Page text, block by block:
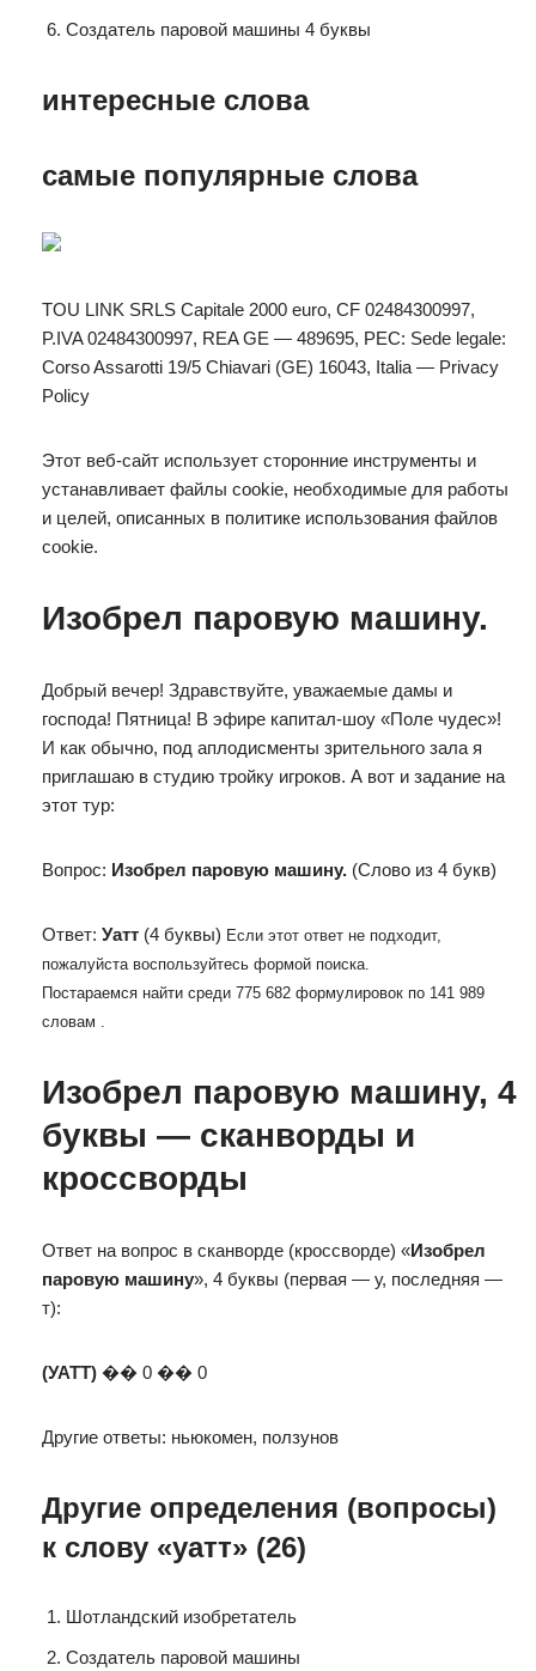
Создатель паровой машины 4 буквы
интересные слова
самые популярные слова
TOU LINK SRLS Capitale 2000 euro, CF 02484300997,
P.IVA 02484300997, REA GE — 489695, PEC: Sede legale:
Corso Assarotti 19/5 Chiavari (GE) 16043, Italia — Privacy
Policy
Этот веб-сайт использует сторонние инструменты и
устанавливает файлы cookie, необходимые для работы
и целей, описанных в политике использования файлов
cookie.
Изобрел паровую машину.
Добрый вечер! Здравствуйте, уважаемые дамы и
господа! Пятница! В эфире капитал-шоу «Поле чудес»!
И как обычно, под аплодисменты зрительного зала я
приглашаю в студию тройку игроков. А вот и задание на
этот тур:
Вопрос: Изобрел паровую машину. (Слово из 4 букв)
Ответ: Уатт (4 буквы) Если этот ответ не подходит,
пожалуйста воспользуйтесь формой поиска.
Постараемся найти среди 775 682 формулировок по 141 989
словам .
Изобрел паровую машину, 4
буквы — сканворды и
кроссворды
Ответ на вопрос в сканворде (кроссворде) «Изобрел
паровую машину», 4 буквы (первая — у, последняя —
т):
(УАТТ) �� 0 �� 0
Другие ответы: ньюкомен, ползунов
Другие определения (вопросы)
к слову «уатт» (26)
Шотландский изобретатель
Создатель паровой машины